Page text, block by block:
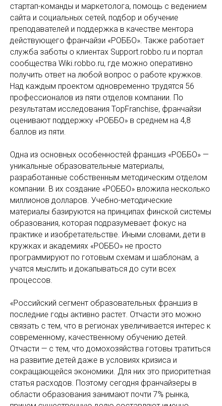
стартап-команды и маркетолога, помощь с ведением
сайта и социальных сетей, подбор и обучение
преподавателей и поддержка в качестве ментора
действующего франчайзи «РОББО». Также работает
служба заботы о клиентах Support.robbo.ru и портал
сообщества Wiki.robbo.ru, где можно оперативно
получить ответ на любой вопрос о работе кружков.
Над каждым проектом одновременно трудятся 56
профессионалов из пяти отделов компании. По
результатам исследования TopFranchise, франчайзи
оценивают поддержку «РОББО» в среднем на 4,8
баллов из пяти.
Одна из основных особенностей франшиз «РОББО» —
уникальные образовательные материалы,
разработанные собственным методическим отделом
компании. В их создание «РОББО» вложила несколько
миллионов долларов. Учебно-методические
материалы базируются на принципах финской системы
образования, которая подразумевает фокус на
практике и изобретательстве. Иными словами, дети в
кружках и академиях «РОББО» не просто
программируют по готовым схемам и шаблонам, а
учатся мыслить и докапываться до сути всех
процессов.
«Российский сегмент образовательных франшиз в
последние годы активно растет. Отчасти это можно
связать с тем, что в регионах увеличивается интерес к
современному, качественному обучению детей.
Отчасти — с тем, что домохозяйства готовы тратиться
на развитие детей даже в условиях кризиса и
сокращающейся экономики. Для них это приоритетная
статья расходов. Поэтому сегодня франчайзеры в
области образования занимают почти 7% рынка,